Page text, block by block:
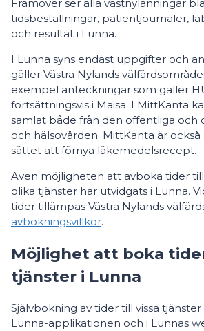
Framöver ser alla västnylänningar
tidsbeställningar, patientjournaler,
och resultat i Lunna.
I Lunna syns endast uppgifter och
gäller Västra Nylands
exempel anteckningar som gäller
fortsättningsvis i Maisa. I MittKanta
samlat både från den offentliga och
och hälsovården. MittKanta är
sättet att förnya läkemedelsrecept.
Även möjligheten att avboka tider
olika tjänster har utvidgats i Lunna.
tider tillämpas Västra Nylands
avbokningsvillkor.
Möjlighet att boka
tjänster i Lunna
Självbokning av tider till vissa tjänster
Lunna-applikationen och i Lunnas